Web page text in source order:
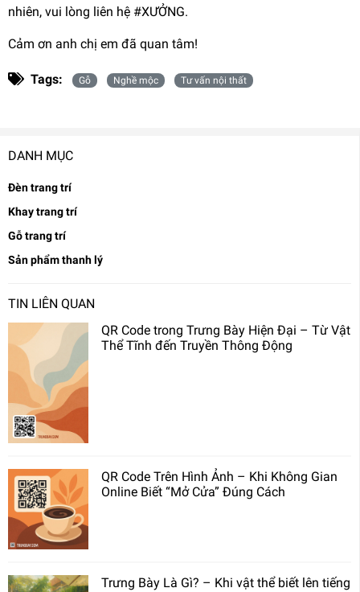
DANH MỤC
Đèn trang trí
Khay trang trí
Gỗ trang trí
Sản phẩm thanh lý
TIN LIÊN QUAN
QR Code trong Trưng Bày Hiện Đại – Từ Vật
Thể Tĩnh đến Truyền Thông Động
QR Code Trên Hình Ảnh – Khi Không Gian
Online Biết “Mở Cửa” Đúng Cách
Trưng Bày Là Gì? – Khi vật thể biết lên tiếng
nhiên, vui lòng liên hệ #XƯỞNG.
Cảm ơn anh chị em đã quan tâm!
Tags: Gỗ Nghề mộc Tư vấn nội thất